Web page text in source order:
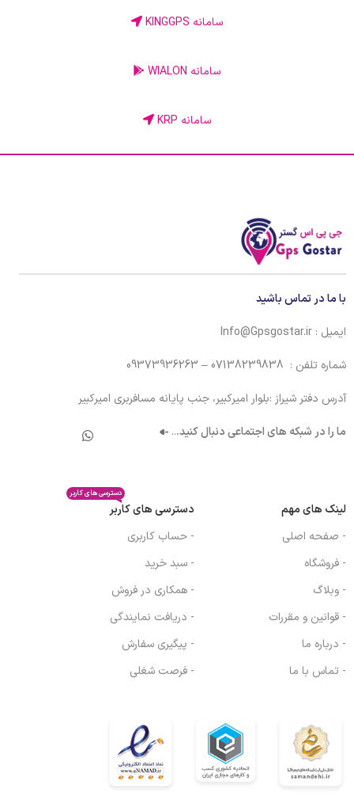
سامانه KINGGPS
سامانه WIALON
سامانه KRP
با ما در تماس باشید
ایمیل : Info@Gpsgostar.ir
شماره تلفن : 07138239838 – 09373936263
آدرس دفتر شیراز :بلوار امیرکبیر، جنب پایانه مسافربری امیرکبیر
ما را در شبکه های اجتماعی دنبال کنید...
لینک های مهم
- صفحه اصلی
- فروشگاه
- وبلاگ
- قوانین و مقررات
- درباره ما
- تماس با ما
دسترسی های کاربر
دسترسی های کاربر
- حساب کاربری
- سبد خرید
- همکاری در فروش
- دریافت نمایندگی
- پیگیری سفارش
- فرصت شغلی